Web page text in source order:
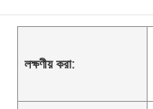
লক্ষণীয় করা: